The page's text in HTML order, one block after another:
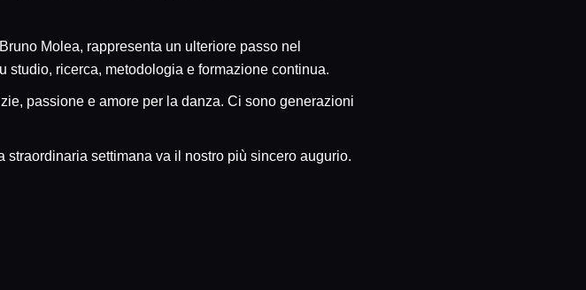
Molea, rappresenta un ulteriore passo nel
studio, ricerca, metodologia e formazione continua.
passione e amore per la danza. Ci sono generazioni
settimana va il nostro più sincero augurio.